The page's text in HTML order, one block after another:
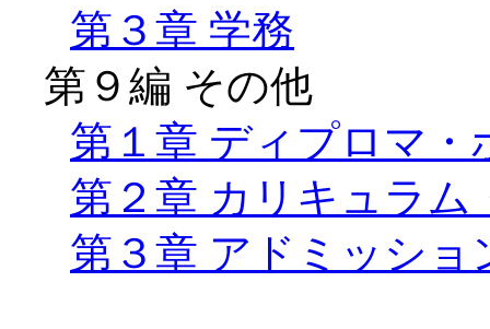
第３章 学務
第９編 その他
第１章 ディプロマ・
第２章 カリキュラム
第３章 アドミッショ